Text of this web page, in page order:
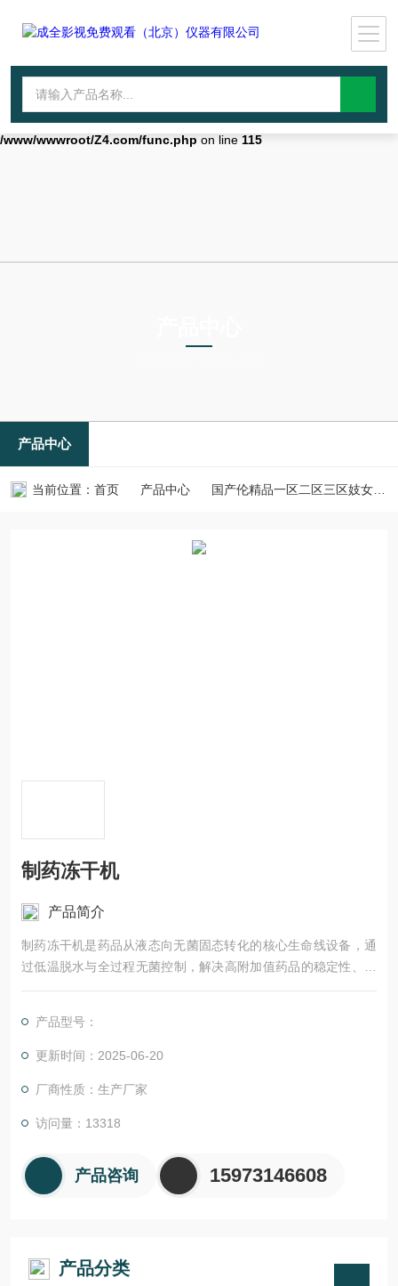
Warning: mkdir(): No space left on device in
file_put_contents(./cachefile_yuan/wwyjgs.com/cache/56/0407f/
failed to open stream: No such file or directory in
/www/wwwroot/Z4.com/func.php on line 115
产品中心
当前位置： 首页 产品中心 国产伦精品一区二区三区妓女
制药冻干机
产品简介
制药冻干机是药品从液态向无菌固态转化的​​核心生命线设备​​，通
过低温脱水与全过程无菌控制，解决高附加值药品的稳定性、安
全性与产业化矛盾。
产品型号：
更新时间：2025-06-20
厂商性质：生产厂家
访问量：13318
产品咨询 15973146608
产品分类